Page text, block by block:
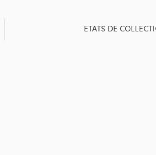
ETATS DE